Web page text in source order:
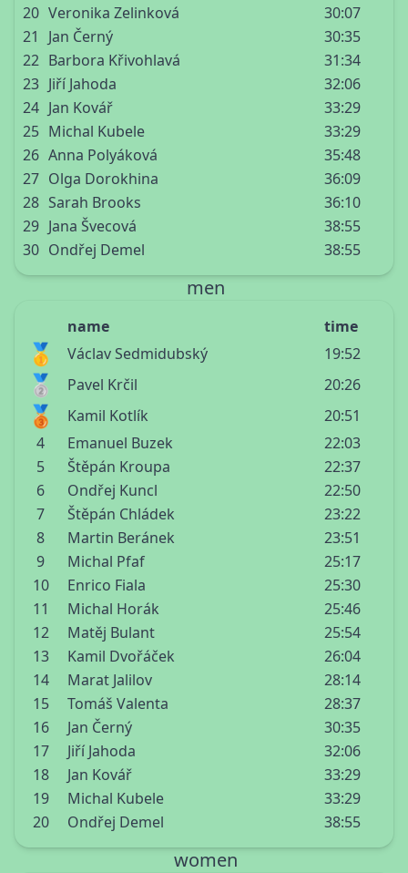
20 Veronika Zelinková
30:07
21
Jan Černý
30:35
22 Barbora Křivohlavá
31:34
23 Jiří Jahoda
32:06
24 Jan Kovář
33:29
25 Michal Kubele
33:29
26 Anna Polyáková
35:48
27 Olga Dorokhina
36:09
28 Sarah Brooks
36:10
29 Jana Švecová
38:55
30 Ondřej Demel 38:55
men
name time
🥇 Václav Sedmidubský 19:52
🥈 Pavel Krčil 20:26
🥉 Kamil Kotlík
20:51
4
Emanuel Buzek
22:03
5
Štěpán Kroupa
22:37
6
Ondřej Kuncl
22:50
7
Štěpán Chládek
23:22
8
Martin Beránek
23:51
9
Michal Pfaf
25:17
10
Enrico Fiala
25:30
11
Michal Horák
25:46
12
Matěj Bulant
25:54
13
Kamil Dvořáček
26:04
14
Marat Jalilov
28:14
15
Tomáš Valenta
28:37
16
Jan Černý
30:35
17
Jiří Jahoda
32:06
18
Jan Kovář
33:29
19
Michal Kubele
33:29
20
Ondřej Demel 38:55
women